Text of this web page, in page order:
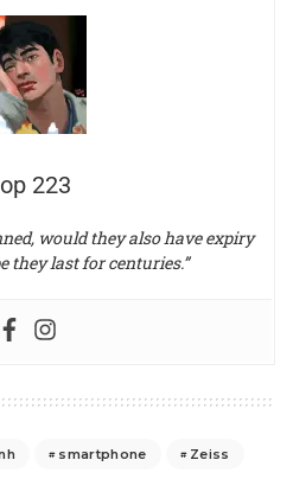
223
would they also have expiry
they last for centuries.”
smartphone Zeiss